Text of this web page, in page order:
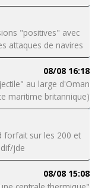
"positives" avec
attaques de navires
08/08 16:18
au large d'Oman
maritime britannique)
forfait sur les 200 et
jde
08/08 15:08